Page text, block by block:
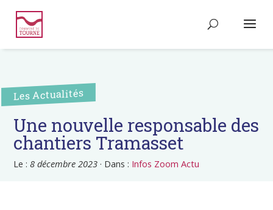
Les Actualités
Une nouvelle responsable des
chantiers Tramasset
Le :8 décembre 2023 · Dans : Infos Zoom Actu